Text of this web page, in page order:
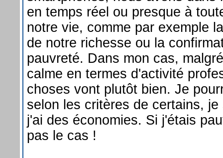
en temps réel ou presque à
notre vie, comme par exemple
de notre richesse ou la
pauvreté. Dans mon cas,
calme en termes d'activité
choses vont plutôt bien. Je
selon les critères de certains,
j'ai des économies. Si j'étais
pas le cas !